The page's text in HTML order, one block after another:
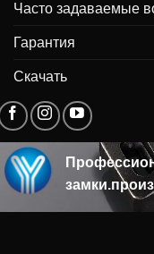
Часто задаваемые
Гарантия
Скачать